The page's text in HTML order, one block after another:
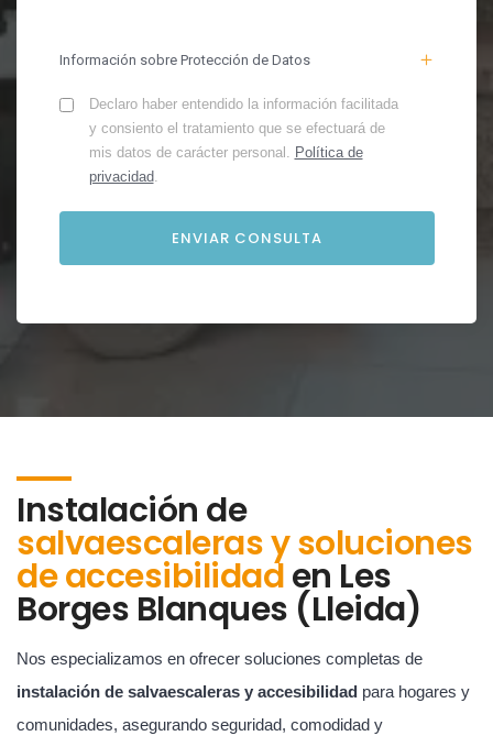
Información sobre Protección de Datos
Declaro haber entendido la información facilitada
y consiento el tratamiento que se efectuará de
mis datos de carácter personal. Política de
privacidad.
Instalación de
salvaescaleras y soluciones
de accesibilidaden Les
Borges Blanques (Lleida)
Nos especializamos en ofrecer soluciones completas de
instalación de salvaescaleras y accesibilidad para hogares y
comunidades, asegurando seguridad, comodidad y